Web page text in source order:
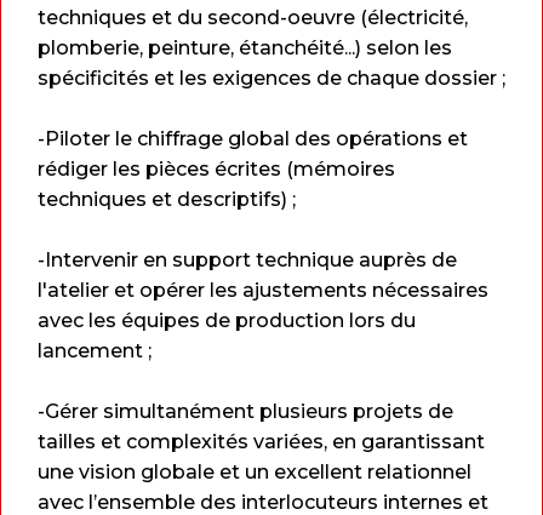
techniques et du second-oeuvre (électricité,
plomberie, peinture, étanchéité...) selon les
spécificités et les exigences de chaque dossier ;
-Piloter le chiffrage global des opérations et
rédiger les pièces écrites (mémoires
techniques et descriptifs) ;
-Intervenir en support technique auprès de
l'atelier et opérer les ajustements nécessaires
avec les équipes de production lors du
lancement ;
-Gérer simultanément plusieurs projets de
tailles et complexités variées, en garantissant
une vision globale et un excellent relationnel
avec l’ensemble des interlocuteurs internes et